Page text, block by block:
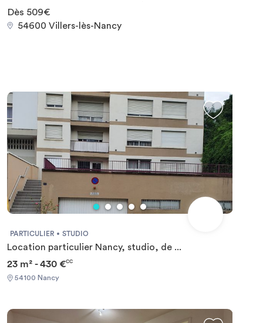
Dès 509€
54600 Villers-lès-Nancy
PARTICULIER STUDIO
Location particulier Nancy, studio, de ...
23 m² - 430 €CC
54100 Nancy